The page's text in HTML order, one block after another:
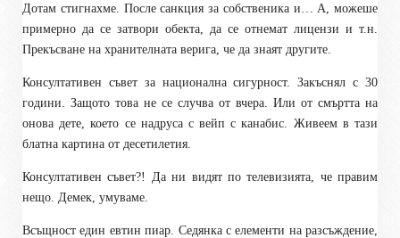
Дотам стигнахме. После санкция за собственика и… А, можеше
примерно да се затвори обекта, да се отнемат лицензи и т.н.
Прекъсване на хранителната верига, че да знаят другите.
Консултативен съвет за национална сигурност. Закъснял с 30
години. Защото това не се случва от вчера. Или от смъртта на
онова дете, което се надруса с вейп с канабис. Живеем в тази
блатна картина от десетилетия.
Консултативен съвет?! Да ни видят по телевизията, че правим
нещо. Демек, умуваме.
Всъщност един евтин пиар. Седянка с елементи на разсъждение,